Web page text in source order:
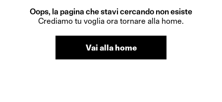
Editoriali
Oops, la pagina che stavi cercando non esiste
Crediamo tu voglia ora tornare alla home.
Vai alla home